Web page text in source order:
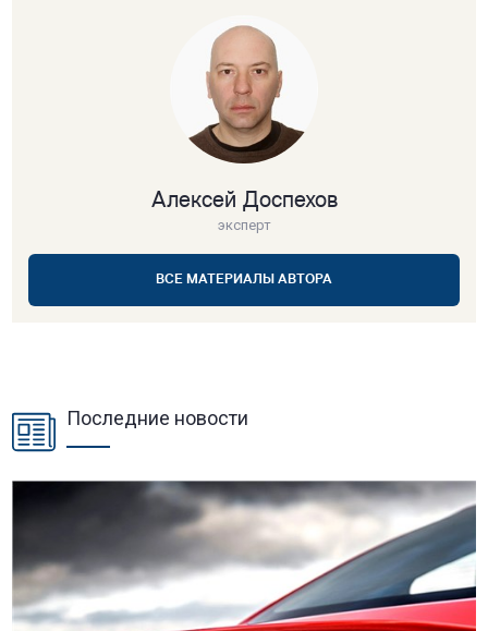
Алексей Доспехов
эксперт
ВСЕ МАТЕРИАЛЫ АВТОРА
Последние новости